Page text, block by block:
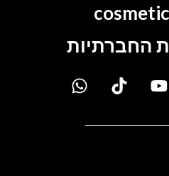
החברתיות